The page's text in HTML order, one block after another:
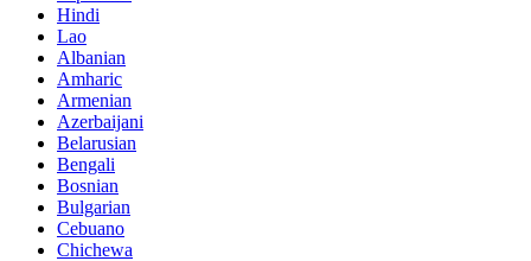
Hindi
Lao
Albanian
Amharic
Armenian
Azerbaijani
Belarusian
Bengali
Bosnian
Bulgarian
Cebuano
Chichewa